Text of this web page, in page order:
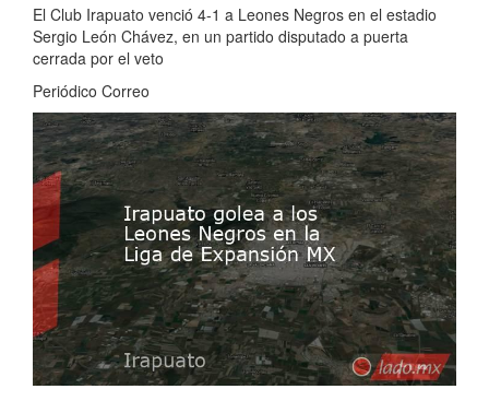
El Club Irapuato venció 4-1 a Leones Negros en el estadio
Sergio León Chávez, en un partido disputado a puerta
cerrada por el veto
Periódico Correo